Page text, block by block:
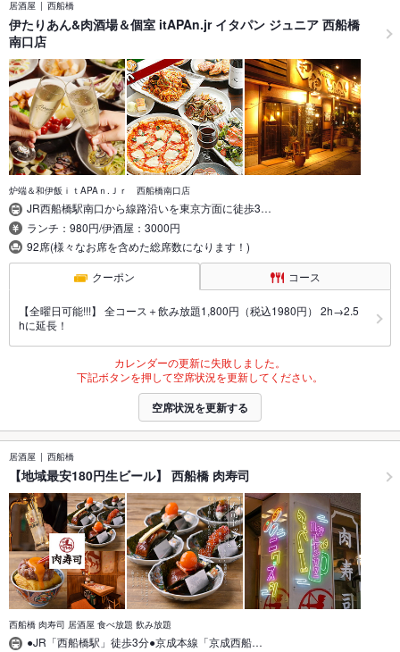
居酒屋 西船橋
伊たりあん&肉酒場＆個室 itAPAn.jr イタパン ジュニア 西船橋
南口店
炉端＆和伊飯ｉｔAPAｎ.Ｊｒ 西船橋南口店
JR西船橋駅南口から線路沿いを東京方面に徒歩3…
ランチ：980円/伊酒屋：3000円
92席(様々なお席を含めた総席数になります！)
クーポン コース
【全曜日可能!!!】 全コース＋飲み放題1,800円（税込1980円） 2h→2.5
hに延長！
カレンダーの更新に失敗しました。
下記ボタンを押して空席状況を更新してください。
空席状況を更新する
居酒屋 西船橋
【地域最安180円生ビール】 西船橋 肉寿司
西船橋 肉寿司 居酒屋 食べ放題 飲み放題
●JR「西船橋駅」徒歩3分●京成本線「京成西船…